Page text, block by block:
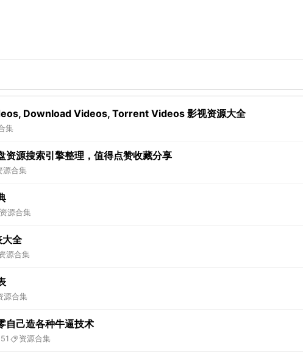
Download Videos, Torrent Videos 影视资源大全
集
资源搜索引擎整理，值得点赞收藏分享
源合集
资源合集
全
源合集
源合集
自己造各种牛逼技术
资源合集